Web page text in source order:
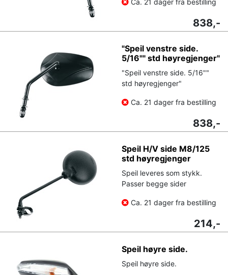
838,-
"Speil venstre side.
5/16"" std høyregjenger"
"Speil venstre side. 5/16""
std høyregjenger"
Ca. 21 dager fra bestilling
838,-
Speil H/V side M8/125
std høyregjenger
Speil leveres som stykk.
Passer begge sider
Ca. 21 dager fra bestilling
214,-
Speil høyre side.
Speil høyre side.